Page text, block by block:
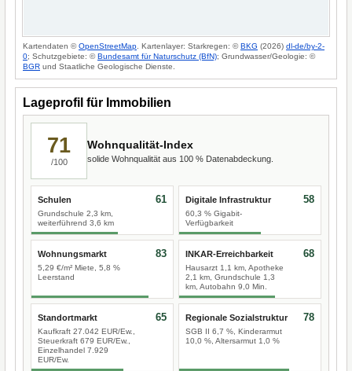
Kartendaten ©OpenStreetMap . Kartenlayer: Starkregen: ©BKG (2026) dl-de/by-2-
0; Schutzgebiete: ©Bundesamt für Naturschutz (BfN); Grundwasser/Geologie: ©
BGR und Staatliche Geologische Dienste.
Lageprofil für Immobilien
71
/100
Wohnqualität-Index
solide Wohnqualität aus 100 % Datenabdeckung.
Schulen
Grundschule 2,3 km,
weiterführend 3,6 km
61 Digitale Infrastruktur
60,3 % Gigabit-
Verfügbarkeit
58
Wohnungsmarkt
5,29 €/m² Miete, 5,8 %
Leerstand
83 INKAR-Erreichbarkeit
Hausarzt 1,1 km, Apotheke
2,1 km, Grundschule 1,3
km, Autobahn 9,0 Min.
68
Standortmarkt
Kaufkraft 27.042 EUR/Ew.,
Steuerkraft 679 EUR/Ew.,
Einzelhandel 7.929
EUR/Ew.
65 Regionale Sozialstruktur
SGB II 6,7 %, Kinderarmut
10,0 %, Altersarmut 1,0 %
78